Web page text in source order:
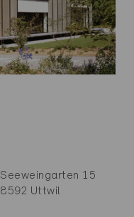
Seeweingarten 15
8592 Uttwil